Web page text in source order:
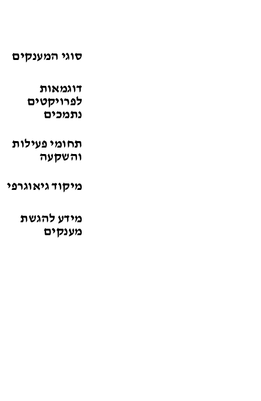
סוגי המענקים
דוגמאות
לפרויקטים
נתמכים
תחומי פעילות
והשקעה
מיקוד גיאוגרפי
מידע להגשת
מענקים